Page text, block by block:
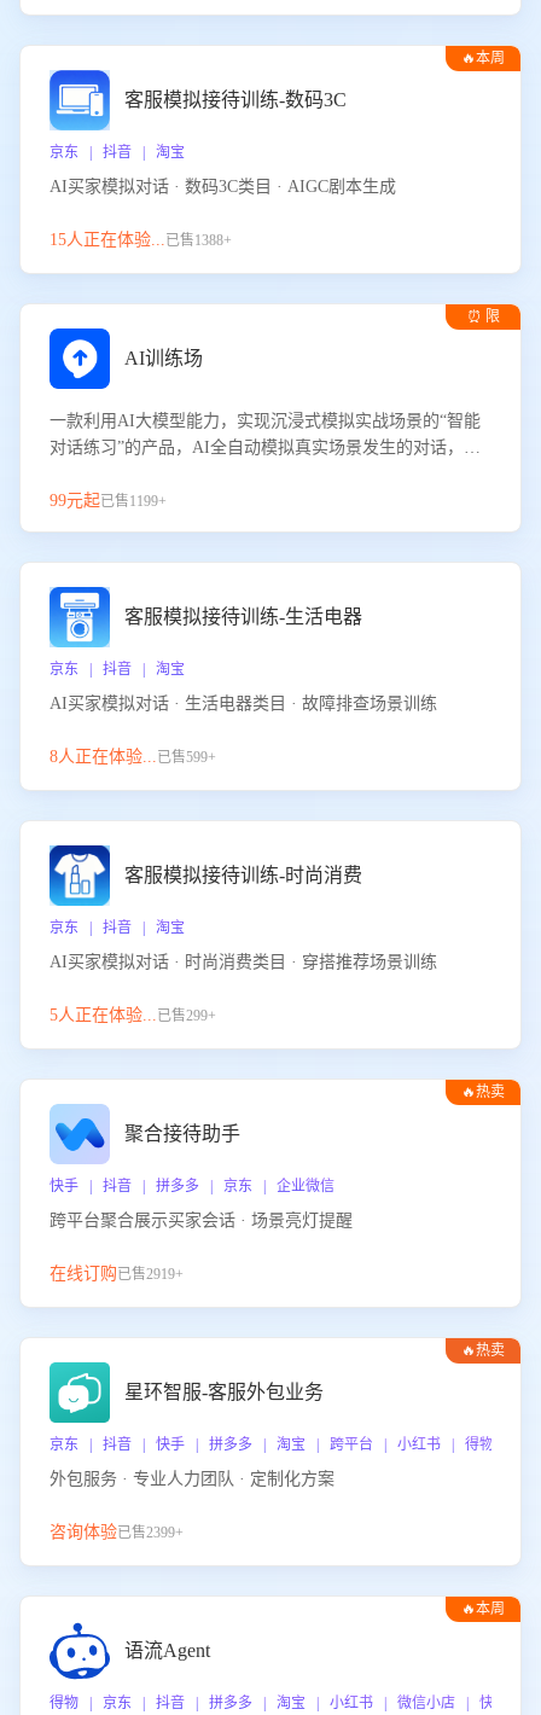
🔥本周
客服模拟接待训练-数码3C
京东 | 抖音 | 淘宝
AI买家模拟对话 · 数码3C类目 · AIGC剧本生成
15人正在体验...已售1388+
⏰ 限
AI训练场
一款利用AI大模型能力，实现沉浸式模拟实战场景的“智能
对话练习”的产品，AI全自动模拟真实场景发生的对话，企
服能力。
99元起已售1199+
客服模拟接待训练-生活电器
京东 | 抖音 | 淘宝
AI买家模拟对话 · 生活电器类目 · 故障排查场景训练
8人正在体验...已售599+
客服模拟接待训练-时尚消费
京东 | 抖音 | 淘宝
AI买家模拟对话 · 时尚消费类目 · 穿搭推荐场景训练
5人正在体验...已售299+
🔥热卖
聚合接待助手
快手 | 抖音 | 拼多多 | 京东 | 企业微信
跨平台聚合展示买家会话 · 场景亮灯提醒
在线订购已售2919+
🔥热卖
星环智服-客服外包业务
京东 | 抖音 | 快手 | 拼多多 | 淘宝 | 跨平台 | 小红书 | 得物 | 企
外包服务 · 专业人力团队 · 定制化方案
咨询体验已售2399+
🔥本周
语流Agent
得物 | 京东 | 抖音 | 拼多多 | 淘宝 | 小红书 | 微信小店 | 快手 |